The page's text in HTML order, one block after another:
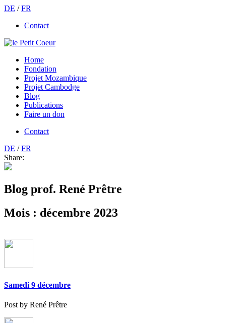
DE /FR
Contact
Home
Fondation
Projet Mozambique
Projet Cambodge
Blog
Publications
Faire un don
Contact
DE /FR
Share:
Blog prof. René Prêtre
Mois : décembre 2023
Samedi 9 décembre
Post by René Prêtre